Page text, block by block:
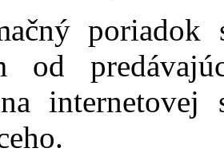
od
internetovej